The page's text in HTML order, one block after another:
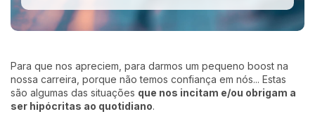
Para que nos apreciem, para darmos um pequeno boost na
nossa carreira, porque não temos confiança em nós... Estas
são algumas das situações que nos incitam e/ou obrigam a
ser hipócritas ao quotidiano.